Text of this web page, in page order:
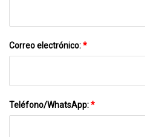
Correo electrónico:*
Teléfono/WhatsApp:*